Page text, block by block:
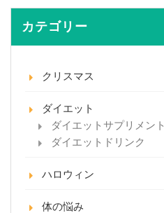
カテゴリー
クリスマス
ダイエット
ダイエットサプリメント
ダイエットドリンク
ハロウィン
体の悩み